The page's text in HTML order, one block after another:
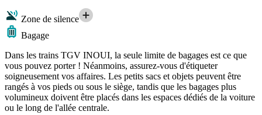
Zone de silence
Bagage
Dans les trains TGV INOUI, la seule limite de bagages est ce que
vous pouvez porter ! Néanmoins, assurez-vous d'étiqueter
soigneusement vos affaires. Les petits sacs et objets peuvent être
rangés à vos pieds ou sous le siège, tandis que les bagages plus
volumineux doivent être placés dans les espaces dédiés de la voiture
ou le long de l'allée centrale.